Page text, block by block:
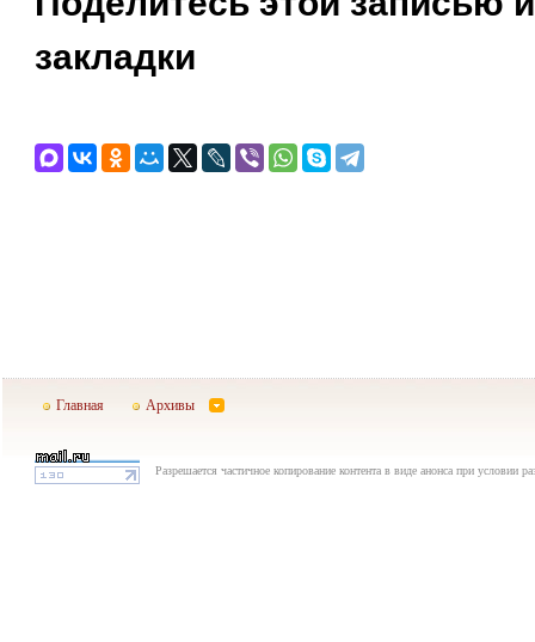
закладки
Главная Архивы
Разрешается частичное копирование контента в виде анонса при условии